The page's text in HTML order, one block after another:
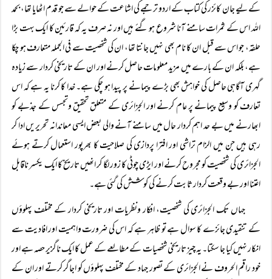
کے لیے جان کائزر کی کتاب کے اردو ترجمے کی اشاعت کے حوالے سے جو قدم اٹھایا تھا، بحمد
اللہ اس کے ثمرات سامنے آنا شروع ہو گئے ہیں اور نہ صرف یہ کہ قارئین کا ایک بہت بڑا
حلقہ، جو اس سے قبل ان کا نام بھی نہیں جانتا تھا، ان کی شخصیت سے فی الجملہ متعارف ہو چکا
ہے، بلکہ ان کے بارے میں مزید معلومات حاصل کرنے اور ان کے تاریخی کردار سے زیادہ
گہری آگاہی حاصل کی خواہش بھی بڑے پیمانے پر پیدا ہو چکی ہے۔ خدا کا کرنا یہ ہے کہ اس
تعارف کو وسیع پیمانے پر عام کرنے اور الجزائری کے متعلق تحقیق وتجسس کے جذبے کو
ابھارنے میں بے حد اہم کردار حال میں سامنے آنے والی بعض ایسی معاندانہ تحریریں ادا کر
رہی ہیں جن میں الزام تراشی اور افترا پردازی کی صلاحیت کا بھرپور استعمال کرتے ہوئے
الجزائری کی شخصیت کو مجروح کرنے اور ایڑی چوٹی کا زور لگا کر انھیں تاریخ کا ایک یکسر ناقابل
اعتنا اور بے وقعت کردار ثابت کرنے کی کوشش کی گئی ہے۔
جہاں تک الجزائری کی شخصیت، افکار ونظریات اور تاریخی کردار کے مختلف پہلوؤں
کے تنقیدی جائزے کا سوال ہے تو ظاہر ہے کہ اس کی ضرورت واہمیت اور افادیت سے
انکار نہیں کیا جا سکتا۔ یہ چیز تاریخی شخصیات کے مطالعے کے عمل کا ایک ناگزیر حصہ ہے اور
خود راقم الحروف نے الجزائری کے تصور جہاد کے مختلف پہلوؤں کو اجاگر کرتے اور ان کے